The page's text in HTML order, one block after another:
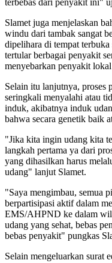
Slamet juga menjelaskan
windu dari tambak sangat
dipelihara di tempat terbuka
tertular berbagai penyakit
menyebarkan penyakit
Selain itu lanjutnya, proses
seringkali menyalahi atau
induk, akibatnya induk
bahwa secara genetik baik
"Jika kita ingin udang kita
langkah pertama ya dari
yang dihasilkan harus
udang" lanjut Slamet.
"Saya mengimbau, semua
berpartisipasi aktif dalam
EMS/AHPND ke dalam
udang yang sehat, bebas
bebas penyakit" pungkas
Selain mengeluarkan surat